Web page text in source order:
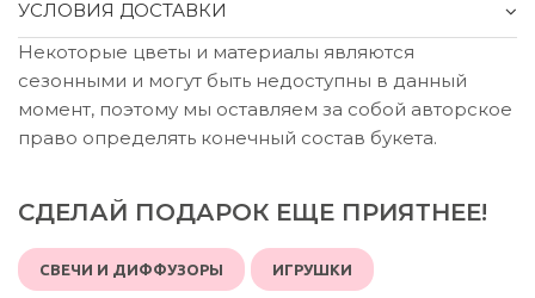
УСЛОВИЯ ДОСТАВКИ
Некоторые цветы и материалы являются
сезонными и могут быть недоступны в данный
момент, поэтому мы оставляем за собой авторское
право определять конечный состав букета.
СДЕЛАЙ ПОДАРОК ЕЩЕ ПРИЯТНЕЕ!
СВЕЧИ И ДИФФУЗОРЫ ИГРУШКИ